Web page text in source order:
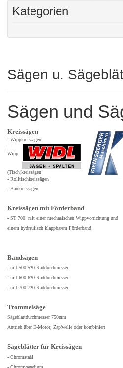
Kategorien
Sägen u.
Sägen und
Kreissägen
- Wippkreissägen
-
Wipp-
(Tisch)kreissägen
- Rolltischkreissägen
- Baukreissägen
Kreissägen mit Förderband
- ST 700: mit einer mechanischen Wippvorrichtung und
einem hydraulisch klappbarem Förderband
Bandsägen
- mit 500-520 Raddurchmesser
- mit 600-620 Raddurchmesser
- mit 700-720 Raddurchmesser
Trommelsäge
Sägeblattdurchmesser 750mm
Antrieb über E-Motor, Zapfwelle oder kombiniert
Sägeblätter für Kreissägen
- Chromstahl
- Chromvanadium